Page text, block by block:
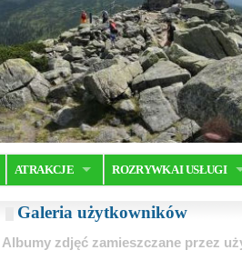
ATRAKCJE ROZRYWKA I USŁUGI
Galeria użytkowników
Albumy zdjęć zamieszczane przez